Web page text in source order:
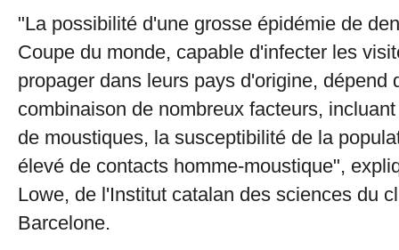
"La possibilité d'une grosse épidémie de
Coupe du monde, capable d'infecter les
propager dans leurs pays d'origine, dépend
combinaison de nombreux facteurs,
de moustiques, la susceptibilité de la
élevé de contacts homme-moustique",
Lowe, de l'Institut catalan des sciences du
Barcelone.